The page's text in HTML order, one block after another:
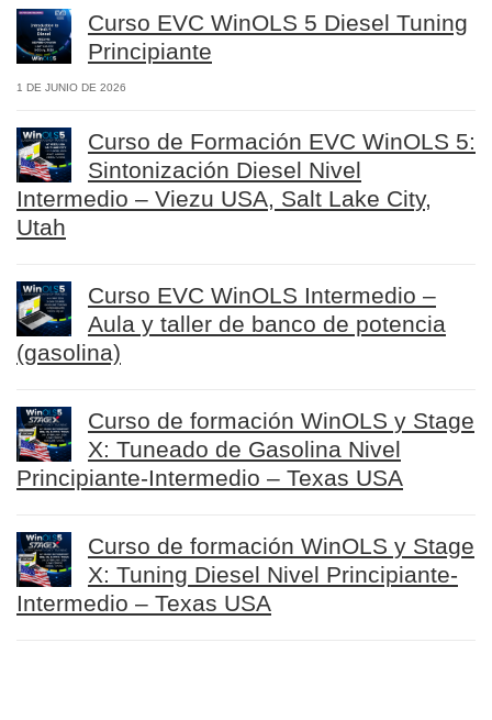
Curso EVC WinOLS 5 Diesel Tuning
Principiante
1 DE JUNIO DE 2026
Curso de Formación EVC WinOLS 5:
Sintonización Diesel Nivel
Intermedio – Viezu USA, Salt Lake City,
Utah
Curso EVC WinOLS Intermedio –
Aula y taller de banco de potencia
(gasolina)
Curso de formación WinOLS y Stage
X: Tuneado de Gasolina Nivel
Principiante-Intermedio – Texas USA
Curso de formación WinOLS y Stage
X: Tuning Diesel Nivel Principiante-
Intermedio – Texas USA